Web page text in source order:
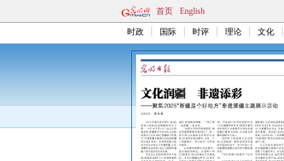
首页 English
时政 国际 时评 理论 文化